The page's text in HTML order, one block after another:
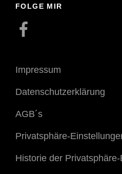
FOLGE MIR
Facebook
Impressum
Datenschutzerklärung
AGB´s
Privatsphäre-
Historie der